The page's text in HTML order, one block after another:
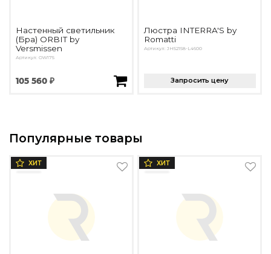
Настенный светильник
(Бра) ORBIT by
Versmissen
Артикул: OW175
105 560 ₽
Люстра INTERRA'S by
Romatti
Артикул: JH52158-L4600
Запросить цену
Популярные товары
ХИТ ХИТ